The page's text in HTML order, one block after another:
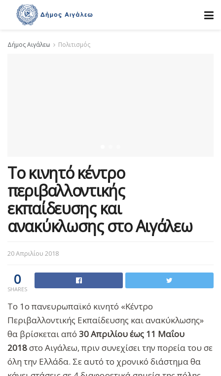
Δήμος Αιγάλεω Πολιτισμός
Το κινητό κέντρο
περιβαλλοντικής
εκπαίδευσης και
ανακύκλωσης στο Αιγάλεω
20 Απριλίου 2018
0
SHARES
Το 1ο πανευρωπαϊκό κινητό «Κέντρο
Περιβαλλοντικής Εκπαίδευσης και ανακύκλωσης»
θα βρίσκεται από 30 Απριλίου έως 11 Μαΐου
2018στο Αιγάλεω, πριν συνεχίσει την πορεία του σε
όλη την Ελλάδα. Σε αυτό το χρονικό διάστημα θα